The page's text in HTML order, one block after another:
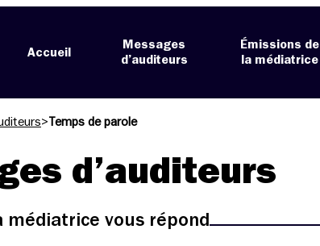
Accueil
Messages
d’auditeurs
Émissions de
la médiatrice
>Temps de parole
d’auditeurs
médiatrice vous répond